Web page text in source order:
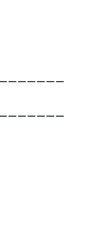
ーーーーーー
ーーーーーー